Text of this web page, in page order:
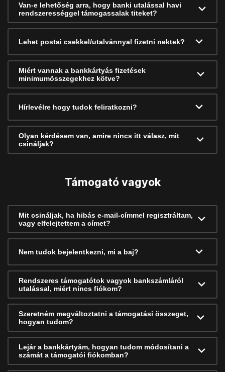
Van-e lehetőség arra, hogy banki utalással havi
rendszerességgel támogassalak titeket?
Lehet postai csekkel/utalvánnyal fizetni nektek?
Miért vannak a bankkártyás fizetések
minimumösszegekhez kötve?
Hírlevélre hogy tudok feliratkozni?
Olyan kérdésem van, amire nincs itt válasz, mit
csináljak?
Támogató vagyok
Mit csináljak, ha hibás e-mail-címmel regisztráltam,
vagy elfelejtettem a címet?
Nem tudok bejelentkezni, mi a baj?
Rendszeres támogatótok vagyok bankszámláról
utalással, miért nincs fiókom?
Szeretném megváltoztatni a támogatási összeget,
hogyan tudom?
Lejár a bankkártyám, hogyan tudom módosítani a
számát a támogatói fiókomban?